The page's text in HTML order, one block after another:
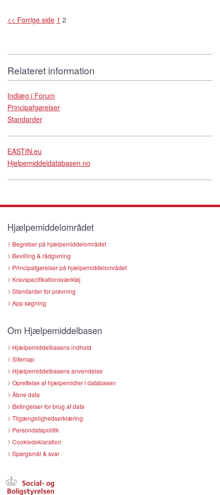
<< Forrige side 1 2
Relateret information
Indlæg i Forum
Principafgørelser
Standarder
EASTIN.eu
Hjelpemiddeldatabasen.no
Hjælpemiddelområdet
Begreber på hjælpemiddelområdet
Bevilling & rådgivning
Principafgørelser på hjælpemiddelområdet
Kravspecifikationsværktøj
Standarder for prøvning
App søgning
Om Hjælpemiddelbasen
Hjælpemiddelbasens indhold
Sitemap
Hjælpemiddelbasens anvendelse
Oprettelse af hjælpemidler i databasen
Åbne data
Betingelser for brug af data
Tilgængelighedserklæring
Persondatapolitik
Cookiedeklaration
Spørgsmål & svar